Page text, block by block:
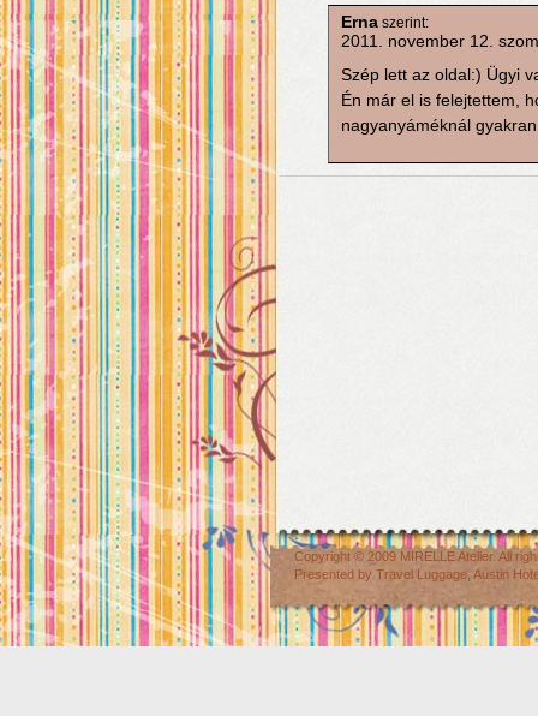
Erna szerint:
2011. november 12.
Szép lett az oldal:) Ügyi
Én már el is felejtettem,
nagyanyáméknál
Copyright © 2009 MIRELLE Atelier. All
Presented by Travel Luggage Austin